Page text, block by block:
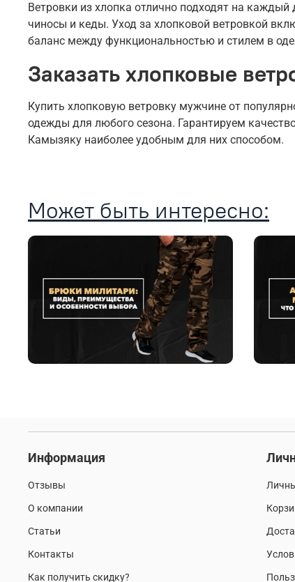
Ветровки из хлопка отлично подходят на
чиносы и кеды. Уход за хлопковой ветровкой
баланс между функциональностью и стилем в
Заказать хлопковые
Купить хлопковую ветровку мужчине от
одежды для любого сезона. Гарантируем
Камызяку наиболее удобным для них способом.
Может быть интересно:
Информация
Отзывы
О компании
Статьи
Контакты
Как получить скидку?